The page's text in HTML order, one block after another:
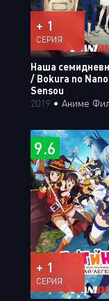
+ 1
СЕРИЯ
Наша
/ Bokura no
Sensou
2019 • Аниме
9.6
+ 1
СЕРИЯ